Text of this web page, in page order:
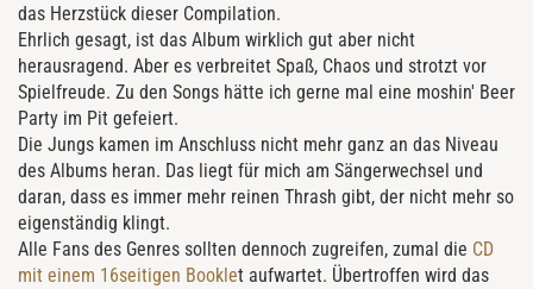
das Herzstück dieser Compilation.
Ehrlich gesagt, ist das Album wirklich gut aber nicht
herausragend. Aber es verbreitet Spaß, Chaos und strotzt vor
Spielfreude. Zu den Songs hätte ich gerne mal eine moshin' Beer
Party im Pit gefeiert.
Die Jungs kamen im Anschluss nicht mehr ganz an das Niveau
des Albums heran. Das liegt für mich am Sängerwechsel und
daran, dass es immer mehr reinen Thrash gibt, der nicht mehr so
eigenständig klingt.
Alle Fans des Genres sollten dennoch zugreifen, zumal die CD
mit einem 16seitigen Booklet aufwartet. Übertroffen wird das